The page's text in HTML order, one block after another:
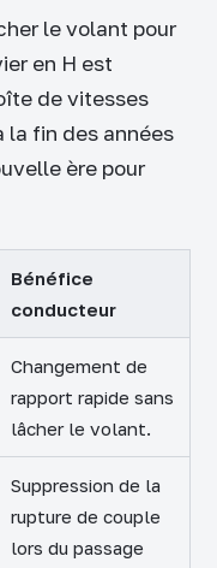
le volant pour
en H est
de vitesses
la fin des années
ère pour
Bénéfice
conducteur
Changement de
rapport rapide sans
lâcher le volant.
Suppression de la
rupture de couple
lors du passage